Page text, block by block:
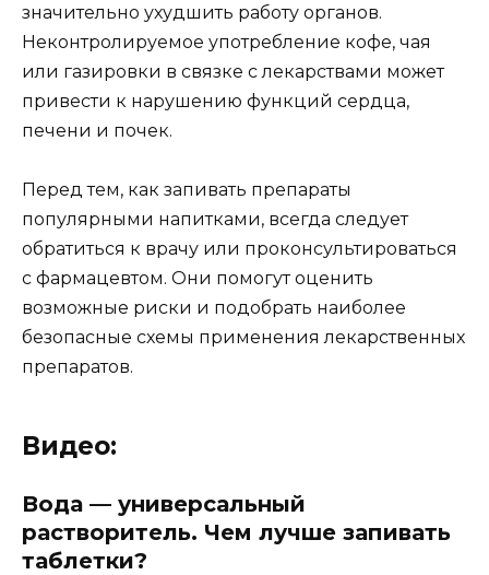
значительно ухудшить работу органов.
Неконтролируемое употребление кофе, чая
или газировки в связке с лекарствами может
привести к нарушению функций сердца,
печени и почек.
Перед тем, как запивать препараты
популярными напитками, всегда следует
обратиться к врачу или проконсультироваться
с фармацевтом. Они помогут оценить
возможные риски и подобрать наиболее
безопасные схемы применения лекарственных
препаратов.
Видео:
Вода — универсальный
растворитель. Чем лучше запивать
таблетки?